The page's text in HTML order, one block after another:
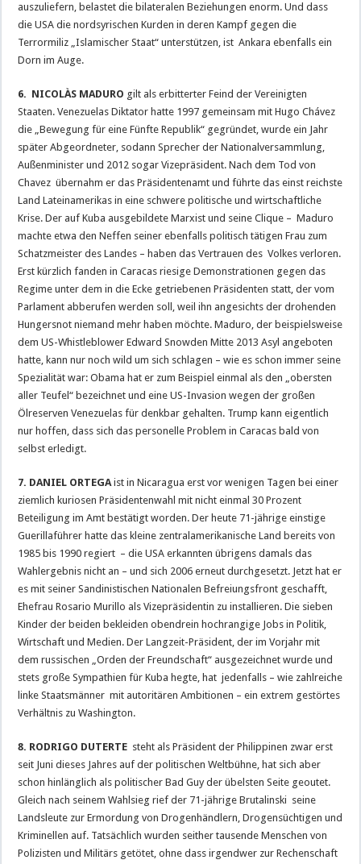
auszuliefern, belastet die bilateralen Beziehungen enorm. Und dass
die USA die nordsyrischen Kurden in deren Kampf gegen die
Terrormiliz „Islamischer Staat“ unterstützen, ist Ankara ebenfalls ein
Dorn im Auge.
6. NICOLÀS MADURO gilt als erbitterter Feind der Vereinigten
Staaten. Venezuelas Diktator hatte 1997 gemeinsam mit Hugo Chávez
die „Bewegung für eine Fünfte Republik“ gegründet, wurde ein Jahr
später Abgeordneter, sodann Sprecher der Nationalversammlung,
Außenminister und 2012 sogar Vizepräsident. Nach dem Tod von
Chavez übernahm er das Präsidentenamt und führte das einst reichste
Land Lateinamerikas in eine schwere politische und wirtschaftliche
Krise. Der auf Kuba ausgebildete Marxist und seine Clique – Maduro
machte etwa den Neffen seiner ebenfalls politisch tätigen Frau zum
Schatzmeister des Landes – haben das Vertrauen des Volkes verloren.
Erst kürzlich fanden in Caracas riesige Demonstrationen gegen das
Regime unter dem in die Ecke getriebenen Präsidenten statt, der vom
Parlament abberufen werden soll, weil ihn angesichts der drohenden
Hungersnot niemand mehr haben möchte. Maduro, der beispielsweise
dem US-Whistleblower Edward Snowden Mitte 2013 Asyl angeboten
hatte, kann nur noch wild um sich schlagen – wie es schon immer seine
Spezialität war: Obama hat er zum Beispiel einmal als den „obersten
aller Teufel“ bezeichnet und eine US-Invasion wegen der großen
Ölreserven Venezuelas für denkbar gehalten. Trump kann eigentlich
nur hoffen, dass sich das personelle Problem in Caracas bald von
selbst erledigt.
7. DANIEL ORTEGAist in Nicaragua erst vor wenigen Tagen bei einer
ziemlich kuriosen Präsidentenwahl mit nicht einmal 30 Prozent
Beteiligung im Amt bestätigt worden. Der heute 71-jährige einstige
Guerillaführer hatte das kleine zentralamerikanische Land bereits von
1985 bis 1990 regiert – die USA erkannten übrigens damals das
Wahlergebnis nicht an – und sich 2006 erneut durchgesetzt. Jetzt hat er
es mit seiner Sandinistischen Nationalen Befreiungsfront geschafft,
Ehefrau Rosario Murillo als Vizepräsidentin zu installieren. Die sieben
Kinder der beiden bekleiden obendrein hochrangige Jobs in Politik,
Wirtschaft und Medien. Der Langzeit-Präsident, der im Vorjahr mit
dem russischen „Orden der Freundschaft“ ausgezeichnet wurde und
stets große Sympathien für Kuba hegte, hat jedenfalls – wie zahlreiche
linke Staatsmänner mit autoritären Ambitionen – ein extrem gestörtes
Verhältnis zu Washington.
8. RODRIGO DUTERTE steht als Präsident der Philippinen zwar erst
seit Juni dieses Jahres auf der politischen Weltbühne, hat sich aber
schon hinlänglich als politischer Bad Guy der übelsten Seite geoutet.
Gleich nach seinem Wahlsieg rief der 71-jährige Brutalinski seine
Landsleute zur Ermordung von Drogenhändlern, Drogensüchtigen und
Kriminellen auf. Tatsächlich wurden seither tausende Menschen von
Polizisten und Militärs getötet, ohne dass irgendwer zur Rechenschaft